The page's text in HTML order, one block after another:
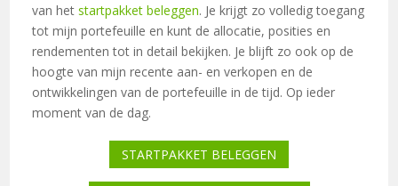
van hetstartpakket beleggen. Je krijgt zo volledig toegang
tot mijn portefeuille en kunt de allocatie, posities en
rendementen tot in detail bekijken. Je blijft zo ook op de
hoogte van mijn recente aan- en verkopen en de
ontwikkelingen van de portefeuille in de tijd. Op ieder
moment van de dag.
STARTPAKKET BELEGGEN